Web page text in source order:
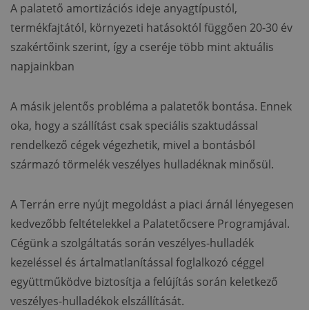
A palatető amortizációs ideje anyagtípustól,
termékfajtától, környezeti hatásoktól függően 20-30 év
szakértőink szerint, így a cseréje több mint aktuális
napjainkban
A másik jelentős probléma a palatetők bontása. Ennek
oka, hogy a szállítást csak speciális szaktudással
rendelkező cégek végezhetik, mivel a bontásból
származó törmelék veszélyes hulladéknak minősül.
A Terrán erre nyújt megoldást a piaci árnál lényegesen
kedvezőbb feltételekkel a Palatetőcsere Programjával.
Cégünk a szolgáltatás során veszélyes-hulladék
kezeléssel és ártalmatlanítással foglalkozó céggel
együttműködve biztosítja a felújítás során keletkező
veszélyes-hulladékok elszállítását.